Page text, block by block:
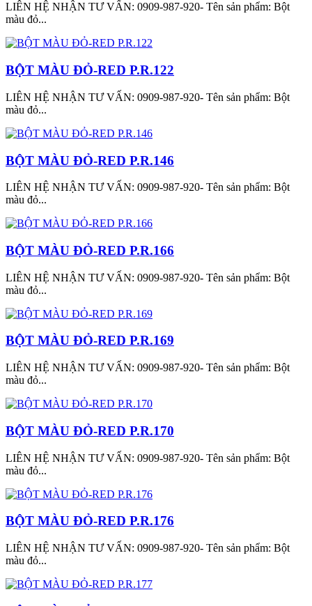
LIÊN HỆ NHẬN TƯ VẤN: 0909-987-920- Tên sản phẩm: Bột
màu đỏ...
BỘT MÀU ĐỎ-RED P.R.122
LIÊN HỆ NHẬN TƯ VẤN: 0909-987-920- Tên sản phẩm: Bột
màu đỏ...
BỘT MÀU ĐỎ-RED P.R.146
LIÊN HỆ NHẬN TƯ VẤN: 0909-987-920- Tên sản phẩm: Bột
màu đỏ...
BỘT MÀU ĐỎ-RED P.R.166
LIÊN HỆ NHẬN TƯ VẤN: 0909-987-920- Tên sản phẩm: Bột
màu đỏ...
BỘT MÀU ĐỎ-RED P.R.169
LIÊN HỆ NHẬN TƯ VẤN: 0909-987-920- Tên sản phẩm: Bột
màu đỏ...
BỘT MÀU ĐỎ-RED P.R.170
LIÊN HỆ NHẬN TƯ VẤN: 0909-987-920- Tên sản phẩm: Bột
màu đỏ...
BỘT MÀU ĐỎ-RED P.R.176
LIÊN HỆ NHẬN TƯ VẤN: 0909-987-920- Tên sản phẩm: Bột
màu đỏ...